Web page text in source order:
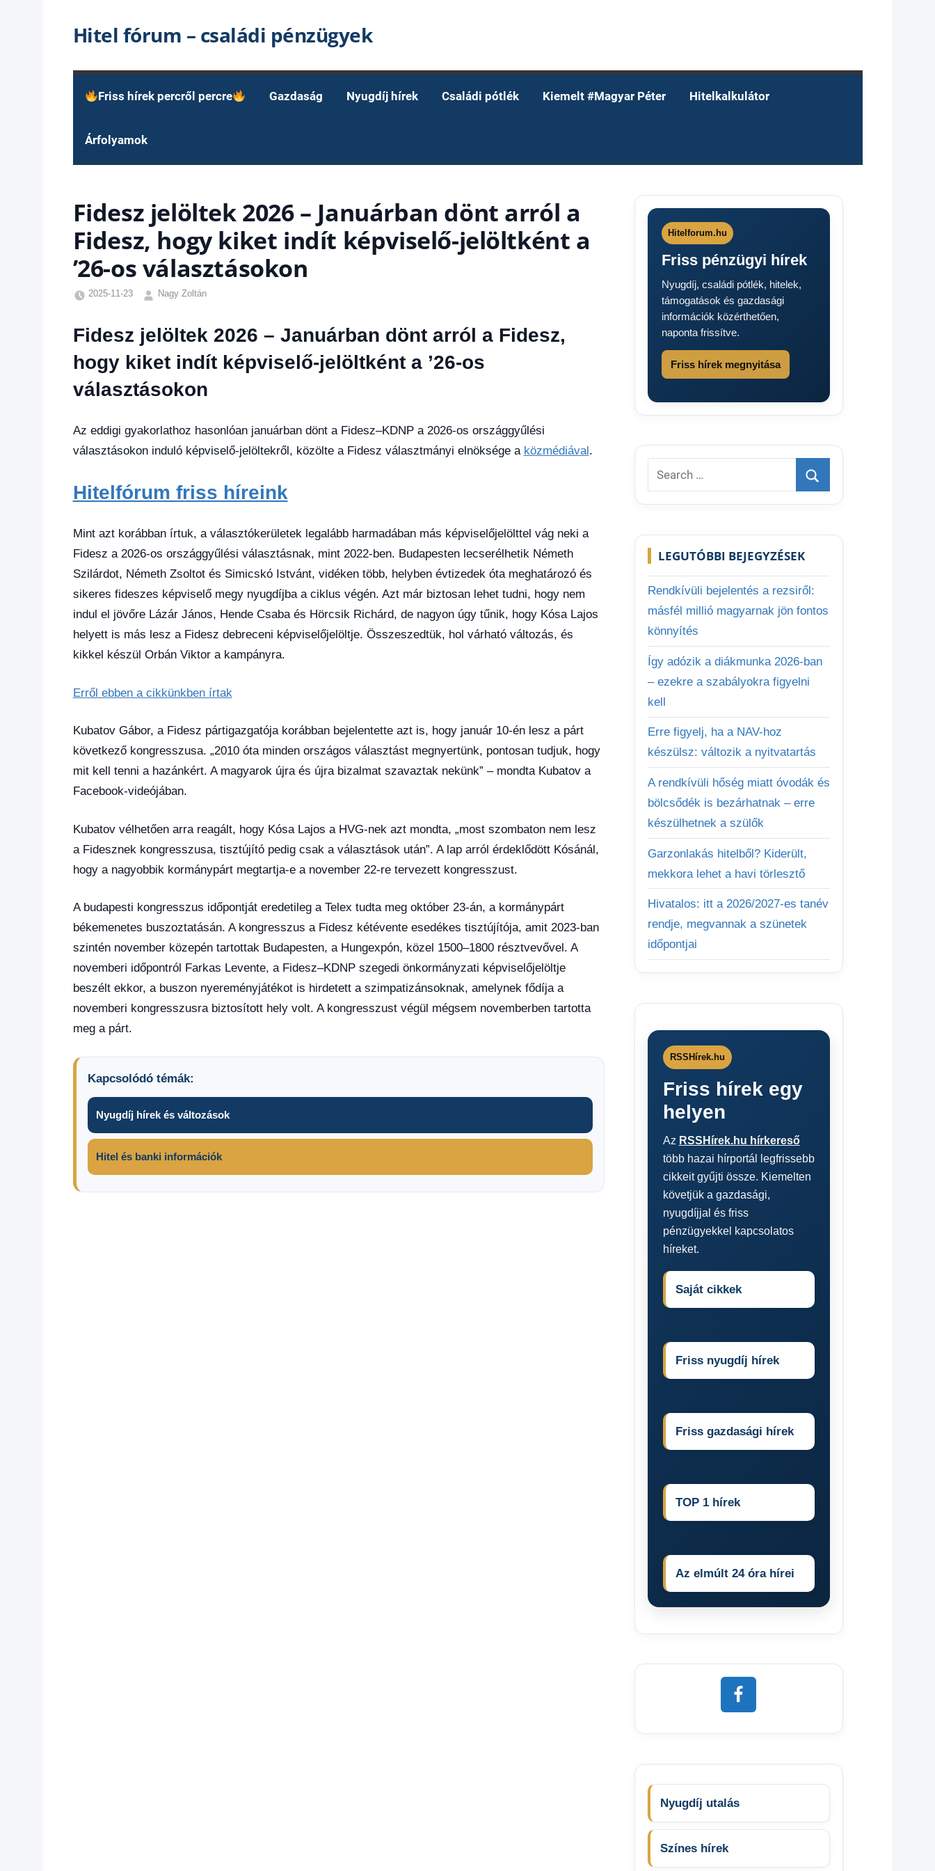
Hitel fórum – családi pénzügyek
Friss hírek percről percre Gazdaság Nyugdíj hírek Családi pótlék Kiemelt #Magyar Péter Hitelkalkulátor
Árfolyamok
Fidesz jelöltek 2026 – Januárban dönt arról a
Fidesz, hogy kiket indít képviselő-jelöltként a
’26-os választásokon
2025-11-23
Nagy Zoltán
Hírek,
Hírek
1
hírek
Fidesz jelöltek 2026 – Januárban dönt arról a Fidesz,
hogy kiket indít képviselő-jelöltként a ’26-os
választásokon
Az eddigi gyakorlathoz hasonlóan januárban dönt a Fidesz–KDNP a 2026-os országgyűlési
választásokon induló képviselő-jelöltekről, közölte a Fidesz választmányi elnöksége a közmédiával .
Hitelfórum friss híreink
Mint azt korábban írtuk, a választókerületek legalább harmadában más képviselőjelölttel vág neki a
Fidesz a 2026-os országgyűlési választásnak, mint 2022-ben. Budapesten lecserélhetik Németh
Szilárdot, Németh Zsoltot és Simicskó Istvánt, vidéken több, helyben évtizedek óta meghatározó és
sikeres fideszes képviselő megy nyugdíjba a ciklus végén. Azt már biztosan lehet tudni, hogy nem
indul el jövőre Lázár János, Hende Csaba és Hörcsik Richárd, de nagyon úgy tűnik, hogy Kósa Lajos
helyett is más lesz a Fidesz debreceni képviselőjelöltje. Összeszedtük, hol várható változás, és
kikkel készül Orbán Viktor a kampányra.
Erről ebben a cikkünkben írtak
Kubatov Gábor, a Fidesz pártigazgatója korábban bejelentette azt is, hogy január 10-én lesz a párt
következő kongresszusa. „2010 óta minden országos választást megnyertünk, pontosan tudjuk, hogy
mit kell tenni a hazánkért. A magyarok újra és újra bizalmat szavaztak nekünk” – mondta Kubatov a
Facebook-videójában.
Kubatov vélhetően arra reagált, hogy Kósa Lajos a HVG-nek azt mondta, „most szombaton nem lesz
a Fidesznek kongresszusa, tisztújító pedig csak a választások után”. A lap arról érdeklődött Kósánál,
hogy a nagyobbik kormánypárt megtartja-e a november 22-re tervezett kongresszust.
A budapesti kongresszus időpontját eredetileg a Telex tudta meg október 23-án, a kormánypárt
békemenetes buszoztatásán. A kongresszus a Fidesz kétévente esedékes tisztújítója, amit 2023-ban
szintén november közepén tartottak Budapesten, a Hungexpón, közel 1500–1800 résztvevővel. A
novemberi időpontról Farkas Levente, a Fidesz–KDNP szegedi önkormányzati képviselőjelöltje
beszélt ekkor, a buszon nyereményjátékot is hirdetett a szimpatizánsoknak, amelynek fődíja a
novemberi kongresszusra biztosított hely volt. A kongresszust végül mégsem novemberben tartotta
meg a párt.
Kapcsolódó témák:
Nyugdíj hírek és változások
Hitel és banki információk
Hitelforum.hu
Friss pénzügyi hírek
Nyugdíj, családi pótlék, hitelek,
támogatások és gazdasági
információk közérthetően,
naponta frissítve.
Friss hírek megnyitása
Search
for:
Search
LEGUTÓBBI BEJEGYZÉSEK
Rendkívüli bejelentés a rezsiről:
másfél millió magyarnak jön fontos
könnyítés
Így adózik a diákmunka 2026-ban
– ezekre a szabályokra figyelni
kell
Erre figyelj, ha a NAV-hoz
készülsz: változik a nyitvatartás
A rendkívüli hőség miatt óvodák és
bölcsődék is bezárhatnak – erre
készülhetnek a szülők
Garzonlakás hitelből? Kiderült,
mekkora lehet a havi törlesztő
Hivatalos: itt a 2026/2027-es tanév
rendje, megvannak a szünetek
időpontjai
RSSHírek.hu
Friss hírek egy
helyen
Az RSSHírek.hu hírkereső
több hazai hírportál legfrissebb
cikkeit gyűjti össze. Kiemelten
követjük a gazdasági,
nyugdíjjal és friss
pénzügyekkel kapcsolatos
híreket.
Saját cikkek
Friss nyugdíj hírek
Friss gazdasági hírek
TOP 1 hírek
Az elmúlt 24 óra hírei
Nyugdíj utalás
Színes hírek